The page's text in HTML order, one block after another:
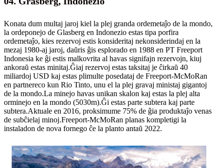
Konata dum multaj jaroj kiel la plej granda ordemetaĵo de la mondo,
la ordeponejo de Glasberg en Indonezio estas tipa porfira
ordemetaĵo, kies rezervoj estis konsideritaj nekonsiderindaj en la
mezaj 1980-aj jaroj, daŭris ĝis esplorado en 1988 en PT Freeport
Indonesia ke ĝi estis malkovrita al havas signifajn rezervojn, kiuj
ankoraŭ estas minitaj.Ĝiaj rezervoj estas taksitaj je ĉirkaŭ 40
miliardoj USD kaj estas plimulte posedataj de Freeport-McMoRan
en partnereco kun Rio Tinto, unu el la plej gravaj ministaj gigantoj
de la mondo.La minejo havas unikan skalon kaj estas la plej alta
orminejo en la mondo (5030m).Ĝi estas parte subtera kaj parte
subtera.Aktuale en 2016, proksimume 75% de ĝia produktaĵo venas
de subĉielaj minoj.Freeport-McMoRan planas kompletigi la
instaladon de nova fornego ĉe la planto antaŭ 2022.